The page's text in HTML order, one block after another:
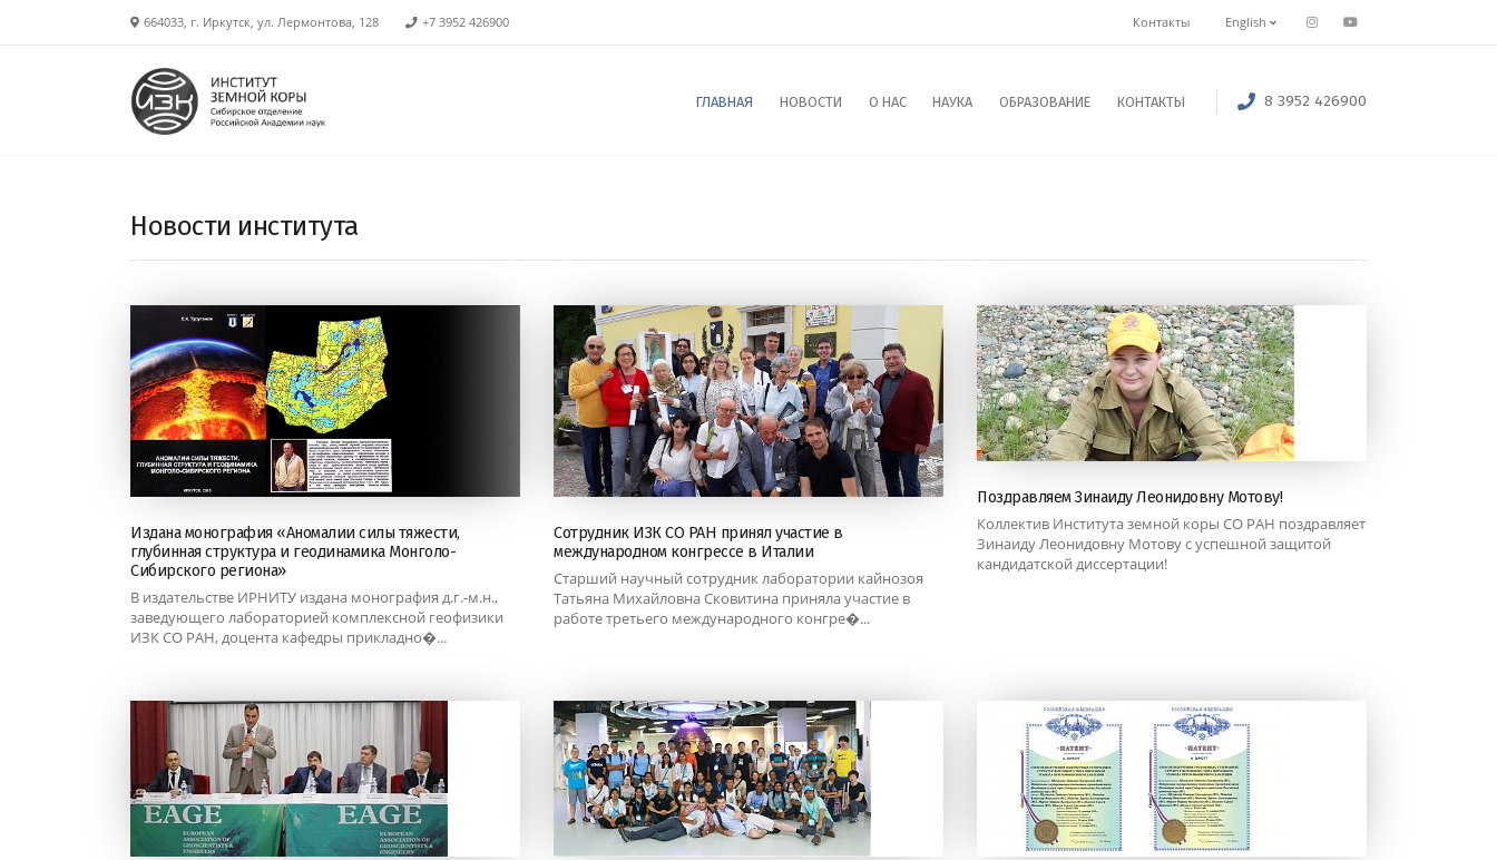
664033, г. Иркутск, ул. Лермонтова, 128 +7 3952 426900 Контакты English
ГЛАВНАЯ НОВОСТИ О НАС НАУКА ОБРАЗОВАНИЕ КОНТАКТЫ 8 3952 426900
Новости института
Издана монография «Аномалии силы тяжести,
глубинная структура и геодинамика Монголо-
Сибирского региона»
В издательстве ИРНИТУ издана монография д.г.-м.н.,
заведующего лабораторией комплексной геофизики
ИЗК СО РАН, доцента кафедры прикладно�...
Сотрудник ИЗК СО РАН принял участие в
международном конгрессе в Италии
Старший научный сотрудник лаборатории кайнозоя
Татьяна Михайловна Сковитина приняла участие в
работе третьего международного конгре�...
Поздравляем Зинаиду Леонидовну Мотову!
Коллектив Института земной коры СО РАН поздравляет
Зинаиду Леонидовну Мотову с успешной защитой
кандидатской диссертации!